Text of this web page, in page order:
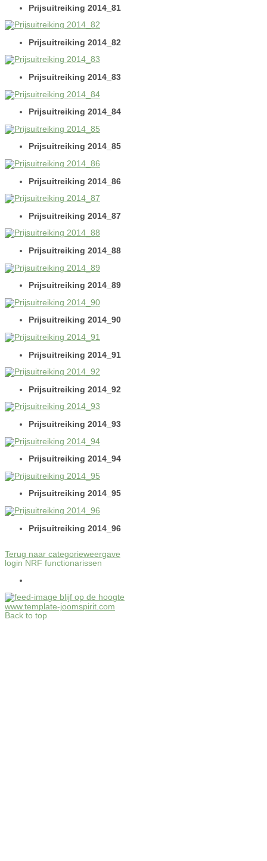
Prijsuitreiking 2014_81
Prijsuitreiking 2014_82
Prijsuitreiking 2014_83
Prijsuitreiking 2014_84
Prijsuitreiking 2014_85
Prijsuitreiking 2014_86
Prijsuitreiking 2014_87
Prijsuitreiking 2014_88
Prijsuitreiking 2014_89
Prijsuitreiking 2014_90
Prijsuitreiking 2014_91
Prijsuitreiking 2014_92
Prijsuitreiking 2014_93
Prijsuitreiking 2014_94
Prijsuitreiking 2014_95
Prijsuitreiking 2014_96
Terug naar categorieweergave
login NRF functionarissen
blijf op de hoogte
www.template-joomspirit.com
Back to top